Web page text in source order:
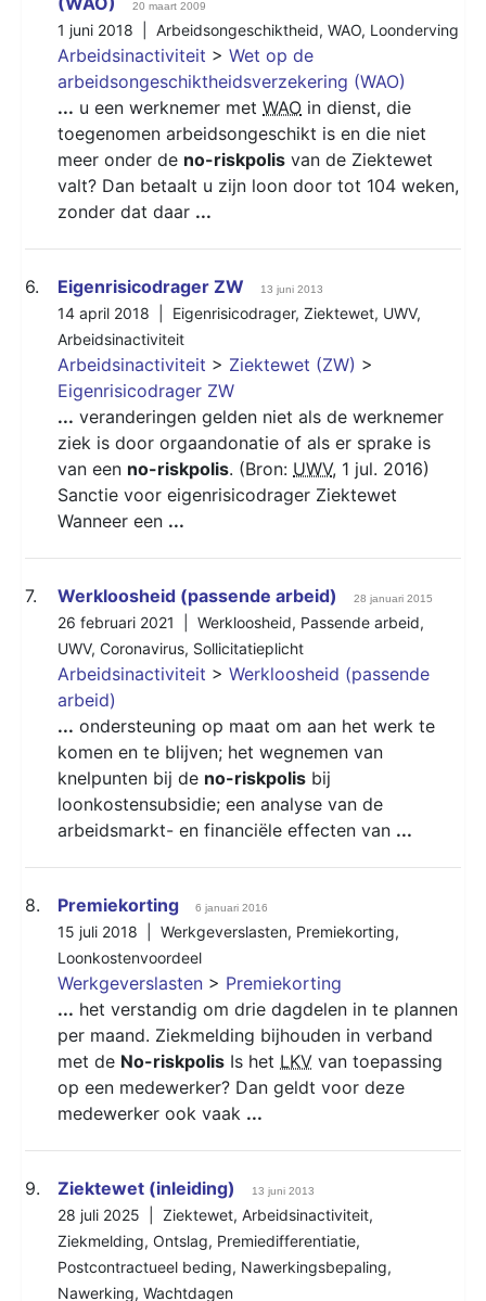
20 maart 2009
1 juni 2018 | Arbeidsongeschiktheid, WAO, Loonderving
Arbeidsinactiviteit > Wet op de
arbeidsongeschiktheidsverzekering (WAO)
... u een werknemer met WAO in dienst, die
toegenomen arbeidsongeschikt is en die niet
meer onder de no-riskpolis van de Ziektewet
valt? Dan betaalt u zijn loon door tot 104 weken,
zonder dat daar ...
6. Eigenrisicodrager ZW 13 juni 2013
14 april 2018 | Eigenrisicodrager, Ziektewet, UWV,
Arbeidsinactiviteit
Arbeidsinactiviteit > Ziektewet (ZW) >
Eigenrisicodrager ZW
... veranderingen gelden niet als de werknemer
ziek is door orgaandonatie of als er sprake is
van een no-riskpolis. (Bron: UWV, 1 jul. 2016)
Sanctie voor eigenrisicodrager Ziektewet
Wanneer een ...
7. Werkloosheid (passende arbeid) 28 januari 2015
26 februari 2021 | Werkloosheid, Passende arbeid,
UWV, Coronavirus, Sollicitatieplicht
Arbeidsinactiviteit > Werkloosheid (passende
arbeid)
... ondersteuning op maat om aan het werk te
komen en te blijven; het wegnemen van
knelpunten bij de no-riskpolis bij
loonkostensubsidie; een analyse van de
arbeidsmarkt- en financiële effecten van ...
8. Premiekorting 6 januari 2016
15 juli 2018 | Werkgeverslasten, Premiekorting,
Loonkostenvoordeel
Werkgeverslasten > Premiekorting
... het verstandig om drie dagdelen in te plannen
per maand. Ziekmelding bijhouden in verband
met de No-riskpolis Is het LKV van toepassing
op een medewerker? Dan geldt voor deze
medewerker ook vaak ...
9. Ziektewet (inleiding) 13 juni 2013
28 juli 2025 | Ziektewet, Arbeidsinactiviteit,
Ziekmelding, Ontslag, Premiedifferentiatie,
Postcontractueel beding, Nawerkingsbepaling,
Nawerking, Wachtdagen